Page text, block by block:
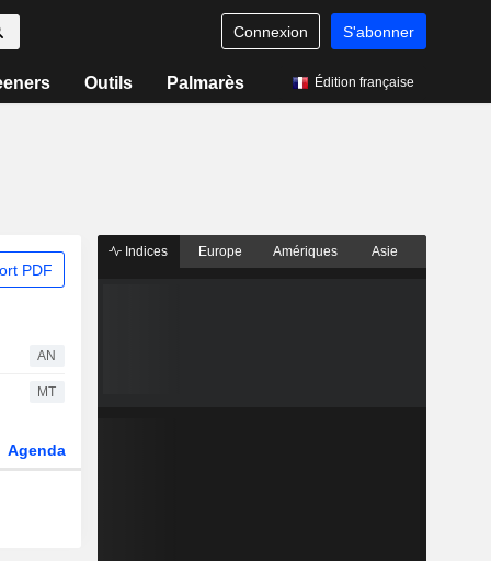
Connexion S'abonner
Outils Palmarès Édition française
PDF
AN
MT
Agenda
Indices Europe Amériques Asie